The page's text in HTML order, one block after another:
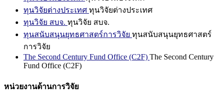
ทุนวิจัยต่างประเทศ ทุนวิจัยต่างประเทศ
ทุนวิจัย สบจ. ทุนวิจัย สบจ.
ทุนสนับสนุนยุทธศาสตร์การวิจัย ทุนสนับสนุนยุทธศาสตร์
การวิจัย
The Second Century Fund Office (C2F) The Second Century
Fund Office (C2F)
หน่วยงานด้านการวิจัย